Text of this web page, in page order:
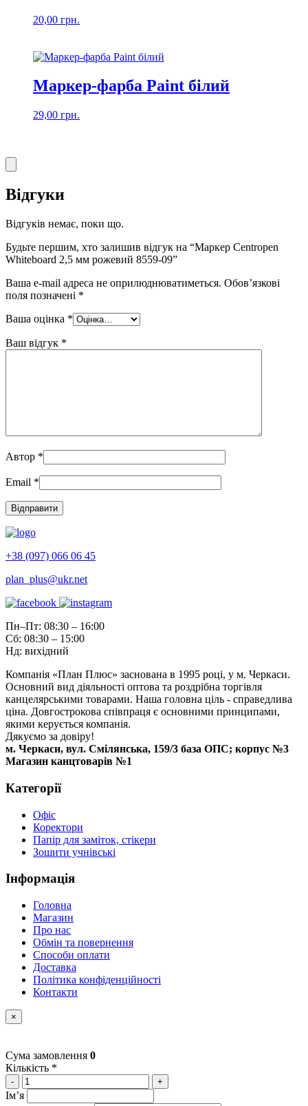
20,00 грн.
Маркер-фарба Paint білий
29,00 грн.
Відгуки
Відгуків немає, поки що.
Будьте першим, хто залишив відгук на “Маркер Centropen
Whiteboard 2,5 мм рожевий 8559-09”
Ваша e-mail адреса не оприлюднюватиметься. Обов’язкові
поля позначені *
Ваша оцінка *
Ваш відгук *
Автор *
Email *
+38 (097) 066 06 45
plan_plus@ukr.net
Пн–Пт: 08:30 – 16:00
Сб: 08:30 – 15:00
Нд: вихідний
Компанія «План Плюс» заснована в 1995 році, у м. Черкаси.
Основний вид діяльності оптова та роздрібна торгівля
канцелярськими товарами. Наша головна ціль - справедлива
ціна. Довгострокова співпраця є основними принципами,
якими керується компанія.
Дякуємо за довіру!
м. Черкаси, вул. Смілянська, 159/3 база ОПС; корпус №3
Магазин канцтоварів №1
Категорії
Офіс
Коректори
Папір для заміток, стікери
Зошити учнівські
Інформація
Головна
Магазин
Про нас
Обмін та повернення
Способи оплати
Доставка
Політика конфіденційності
Контакти
×
Сума замовлення 0
Кількість *
- +
Імʼя